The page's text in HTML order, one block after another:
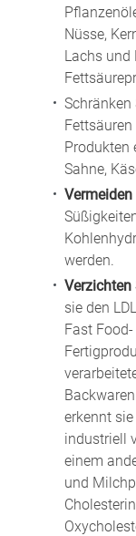
Nüsse,
Lachs und
Produkten
Sahne,
werden.
sie den
Fast
erkennt
industriell
einem
und